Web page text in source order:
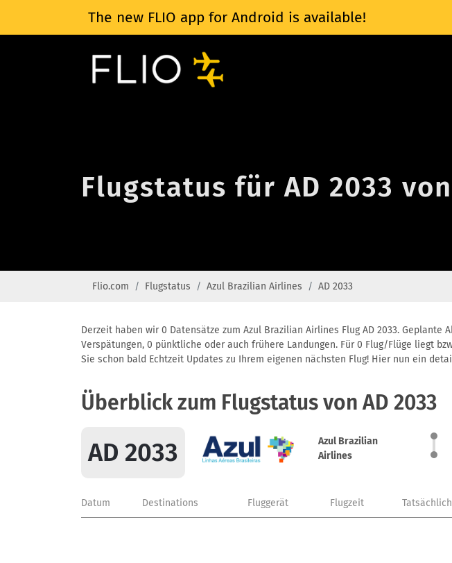
The new FLIO app for Android is available!
Flugstatus für AD 2033
Flio.com Flugstatus Azul Brazilian Airlines AD 2033
Derzeit haben wir 0 Datensätze zum Azul Brazilian Airlines Flug AD 2033.
Verspätungen, 0 pünktliche oder auch frühere Landungen. Für 0 Flug/Flüge liegt
Sie schon bald Echtzeit Updates zu Ihrem eigenen nächsten Flug! Hier nun ein
Überblick zum Flugstatus von AD 2033
AD 2033
Azul Brazilian
Airlines
Datum Destinations Fluggerät Flugzeit